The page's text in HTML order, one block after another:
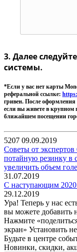
3. Далее
системы.
*Если у вас нет карты
реферальной ссылке:
гривен. После
если вы живете в крупном
ближайшем посещении
5207 09.09.2019
Советы от
потайную резинку в
увеличить объем
31.07.2019
С наступающим
29.12.2019
Ура! Теперь у нас
вы можете добавить
Нажмите
экран» Установить
Будьте в центре
Новинки, скидки,